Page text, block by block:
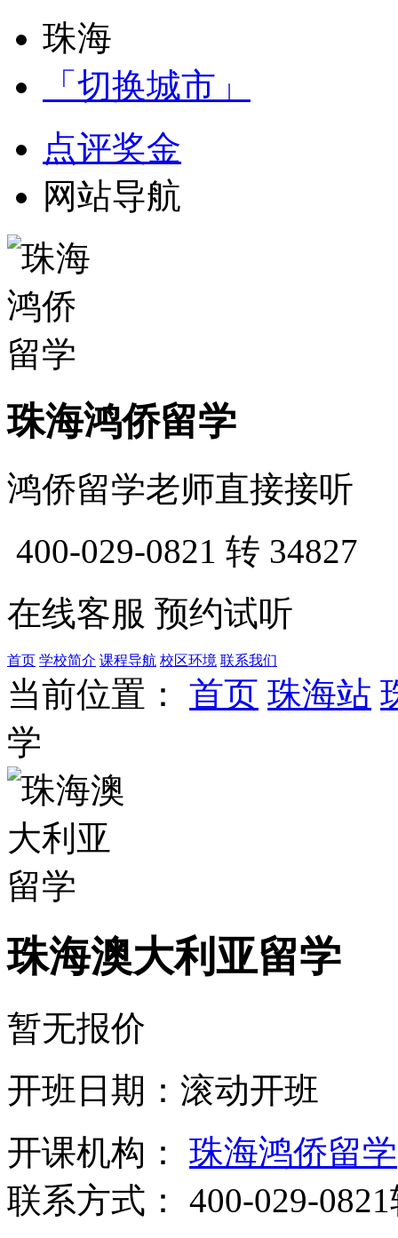
珠海
「切换城市」
点评奖金
网站导航
珠海鸿侨留学
鸿侨留学老师直接接听
400-029-0821 转 34827
在线客服 预约试听
首页 学校简介 课程导航 校区环境 联系我们
当前位置： 首页 珠海站
学
珠海澳大利亚留学
暂无报价
开班日期：滚动开班
开课机构：
珠海鸿侨留学
联系方式：
400-029-